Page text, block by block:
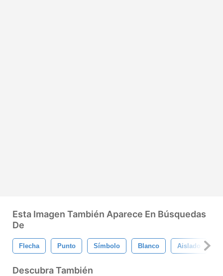
Esta Imagen También Aparece En Búsquedas
De
Flecha Punto Símbolo Blanco Aislado
Descubra También